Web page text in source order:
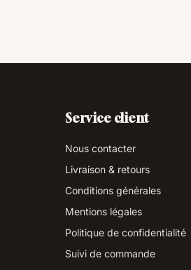
Service client
Nous contacter
Livraison & retours
Conditions générales
Mentions légales
Politique de confidentialité
Suivi de commande